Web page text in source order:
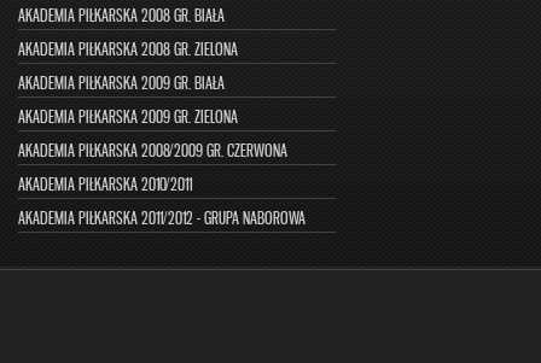
AKADEMIA PIŁKARSKA 2008 GR. BIAŁA
AKADEMIA PIŁKARSKA 2008 GR. ZIELONA
AKADEMIA PIŁKARSKA 2009 GR. BIAŁA
AKADEMIA PIŁKARSKA 2009 GR. ZIELONA
AKADEMIA PIŁKARSKA 2008/2009 GR. CZERWONA
AKADEMIA PIŁKARSKA 2010/2011
AKADEMIA PIŁKARSKA 2011/2012 - GRUPA NABOROWA